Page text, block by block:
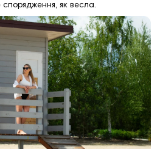
спорядження, як весла.